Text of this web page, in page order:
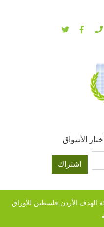
الأسواق
اشتراك
الهدف الأردن فلسطين للأوراق